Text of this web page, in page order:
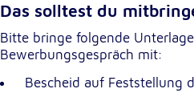
Das solltest du
Bitte bringe folgende
Bewerbungsgespräch mit:
Bescheid auf Feststellung
Anbieter:
Google LLC
Einbinden und Anzeigen